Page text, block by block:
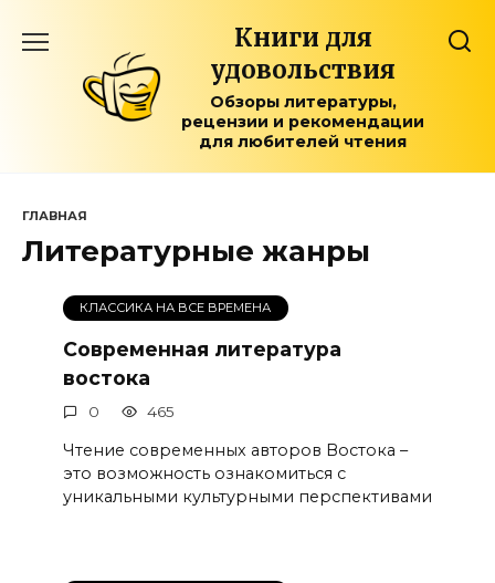
содержанию
Книги для
удовольствия
Обзоры литературы,
рецензии и рекомендации
для любителей чтения
ГЛАВНАЯ
Литературные жанры
КЛАССИКА НА ВСЕ ВРЕМЕНА
Современная литература
востока
0 465
Чтение современных авторов Востока –
это возможность ознакомиться с
уникальными культурными перспективами